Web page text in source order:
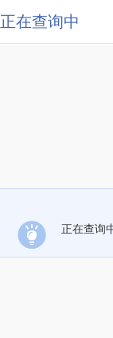
正在查询中
正在查询